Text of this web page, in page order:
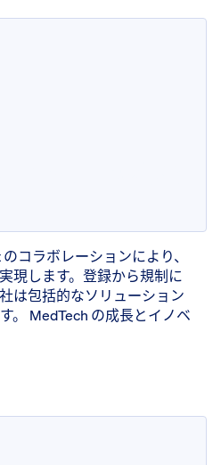
コラボレーションにより、
現します。登録から規制に
は包括的なソリューション
。 MedTech の成長とイノベ